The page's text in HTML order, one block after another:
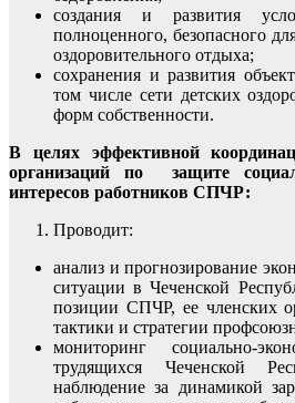
создания и развития
полноценного, безопасного
оздоровительного отдыха;
сохранения и развития
том числе сети детских
форм собственности.
В целях эффективной
организаций по защите
интересов работников СПЧР:
Проводит:
анализ и прогнозирование
ситуации в Чеченской
позиции СПЧР, ее членских
тактики и стратегии
мониторинг социально-
трудящихся Чеченской
наблюдение за динамикой